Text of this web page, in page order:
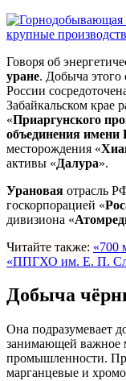
Говоря об
уране. Добыча этого
России
Забайкальском крае
«Приаргунского
объединения имени
месторождения «
активы «Далура».
Урановая отрасль
госкорпорацией «
дивизиона «
Читайте также: «700
«ППГХО им. Е. П.
Добыча
Она подразумевает
занимающей важное
промышленности.
марганцевые и